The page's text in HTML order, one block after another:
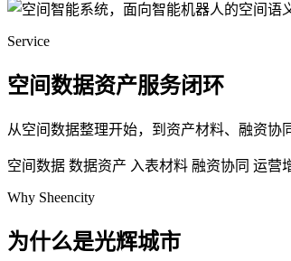
Service
空间数据资产服务闭环
从空间数据整理开始，到资产材料、融资协
空间数据 数据资产 入表材料 融资协同 运营
Why Sheencity
为什么是光辉城市